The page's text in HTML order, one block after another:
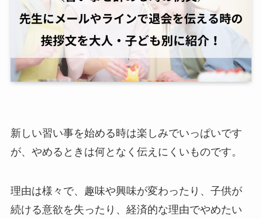
新しい習い事を始める時は楽しみでいっぱいです
が、やめるときは何となく伝えにくいものです。
理由は様々で、趣味や興味が変わったり、子供が
続ける意欲を失ったり、経済的な理由でやめたい